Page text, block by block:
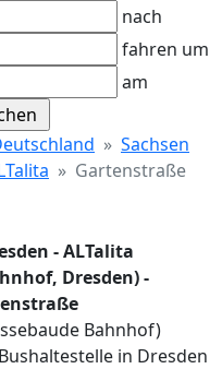
nach
fahren um
am
Sachsen
Gartenstraße
- ALTalita
Dresden) -
Bahnhof)
in Dresden